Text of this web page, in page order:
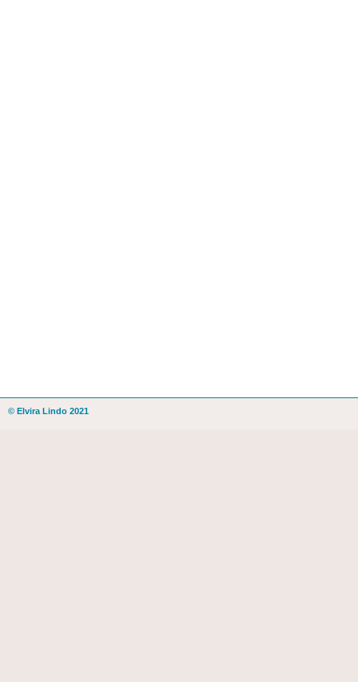
© Elvira Lindo 2021